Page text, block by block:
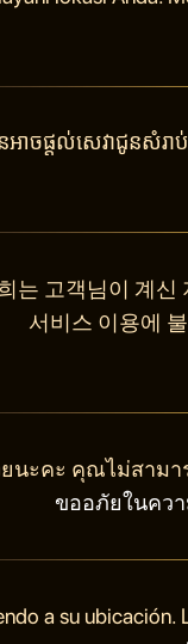
អាចផ្តល់សេវាជូនសំ
는 고객님이 계신
서비스 이용에
นะคะ คุณไม่สามา
ขออภัยในคว
a su ubicación.